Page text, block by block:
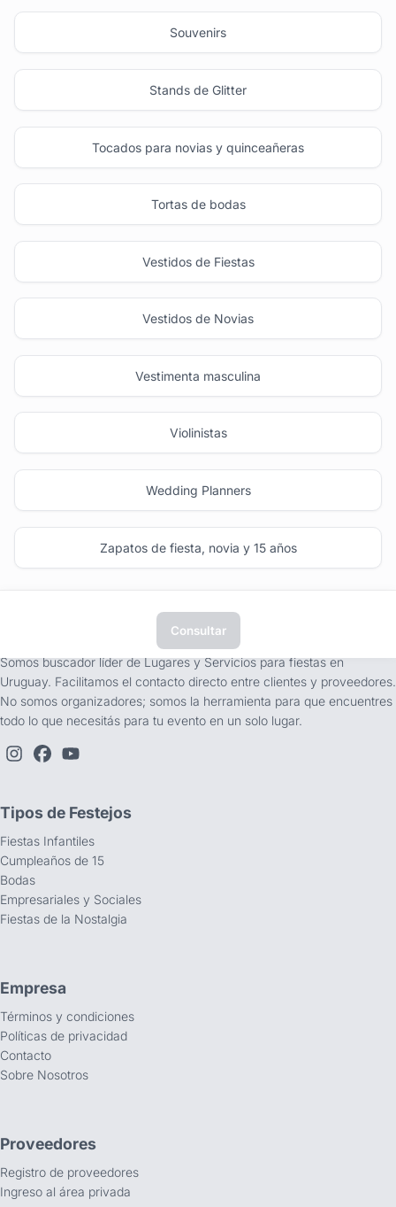
Souvenirs
Stands de Glitter
Tocados para novias y quinceañeras
Tortas de bodas
Vestidos de Fiestas
Vestidos de Novias
Vestimenta masculina
Violinistas
Wedding Planners
Zapatos de fiesta, novia y 15 años
Consultar
Somos buscador líder de Lugares y Servicios para fiestas en
Uruguay. Facilitamos el contacto directo entre clientes y proveedores.
No somos organizadores; somos la herramienta para que encuentres
todo lo que necesitás para tu evento en un solo lugar.
Tipos de Festejos
Fiestas Infantiles
Cumpleaños de 15
Bodas
Empresariales y Sociales
Fiestas de la Nostalgia
Empresa
Términos y condiciones
Políticas de privacidad
Contacto
Sobre Nosotros
Proveedores
Registro de proveedores
Ingreso al área privada